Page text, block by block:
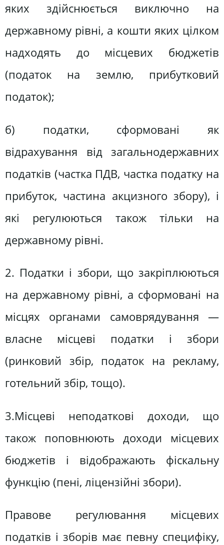
яких здійснюється виключно на
державному рівні, а кошти яких цілком
надходять до місцевих бюджетів
(податок на землю, прибутковий
податок);
б) податки, сформовані як
відрахування від загальнодержавних
податків (частка ПДВ, частка податку на
прибуток, частина акцизного збору), і
які регулюються також тільки на
державному рівні.
2. Податки і збори, що закріплюються
на державному рівні, а сформовані на
місцях органами самоврядування —
власне місцеві податки і збори
(ринковий збір, податок на рекламу,
готельний збір, тощо).
3.Місцеві неподаткові доходи, що
також поповнюють доходи місцевих
бюджетів і відображають фіскальну
функцію (пені, ліцензійні збори).
Правове регулювання місцевих
податків і зборів має певну специфіку,